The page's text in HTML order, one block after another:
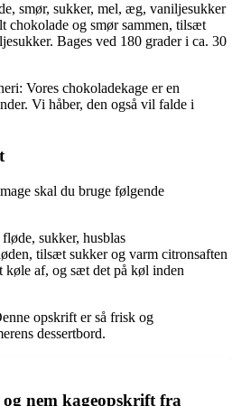
smør, sukker, mel, æg, vaniljesukker
chokolade og smør sammen, tilsæt
Bages ved 180 grader i ca. 30
Vores chokoladekage er en
Vi håber, den også vil falde i
skal du bruge følgende
sukker, husblas
tilsæt sukker og varm citronsaften
køle af, og sæt det på køl inden
opskrift er så frisk og
dessertbord.
nem kageopskrift fra